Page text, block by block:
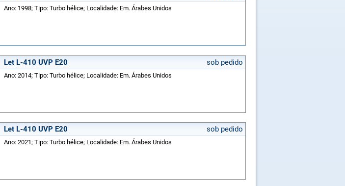
Ano: 1998; Tipo: Turbo hélice; Localidade: Em. Árabes Unidos
Let L-410 UVP E20 sob pedido
Ano: 2014; Tipo: Turbo hélice; Localidade: Em. Árabes Unidos
Let L-410 UVP E20 sob pedido
Ano: 2021; Tipo: Turbo hélice; Localidade: Em. Árabes Unidos